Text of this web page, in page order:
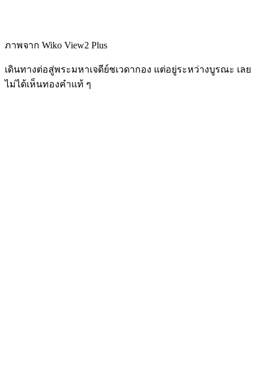
ภาพจาก Wiko View2 Plus
เดินทางต่อสู่พระมหาเจดีย์ชเวดากอง แต่อยู่ระหว่างบูรณะ เลย
ไม่ได้เห็นทองคำแท้ ๆ